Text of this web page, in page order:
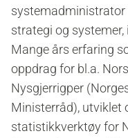
systemadministrator
strategi og
Mange års erfaring
oppdrag for bl.a.
Nysgjerrigper
Ministerråd), utviklet
statistikkverktøy for